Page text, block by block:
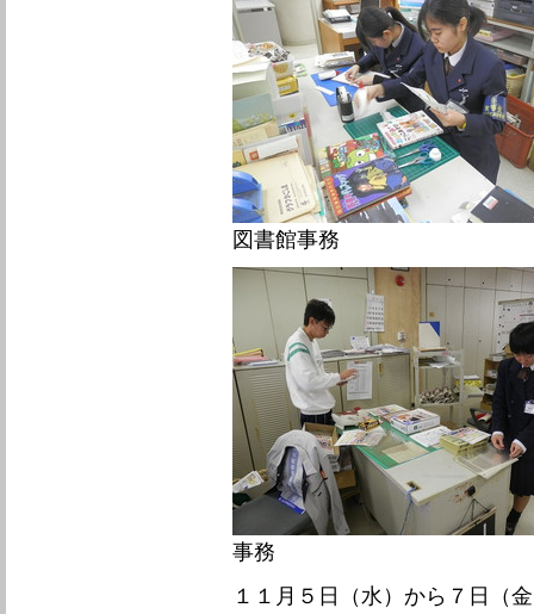
図書館事務
事務
１１月５日（水）から７日（